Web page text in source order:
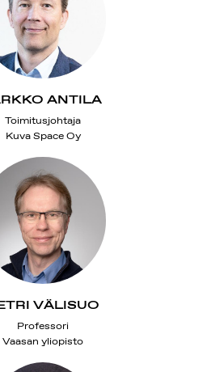
ANTILA
Toimitusjohtaja
Kuva Space Oy
VÄLISUO
Professori
Vaasan yliopisto